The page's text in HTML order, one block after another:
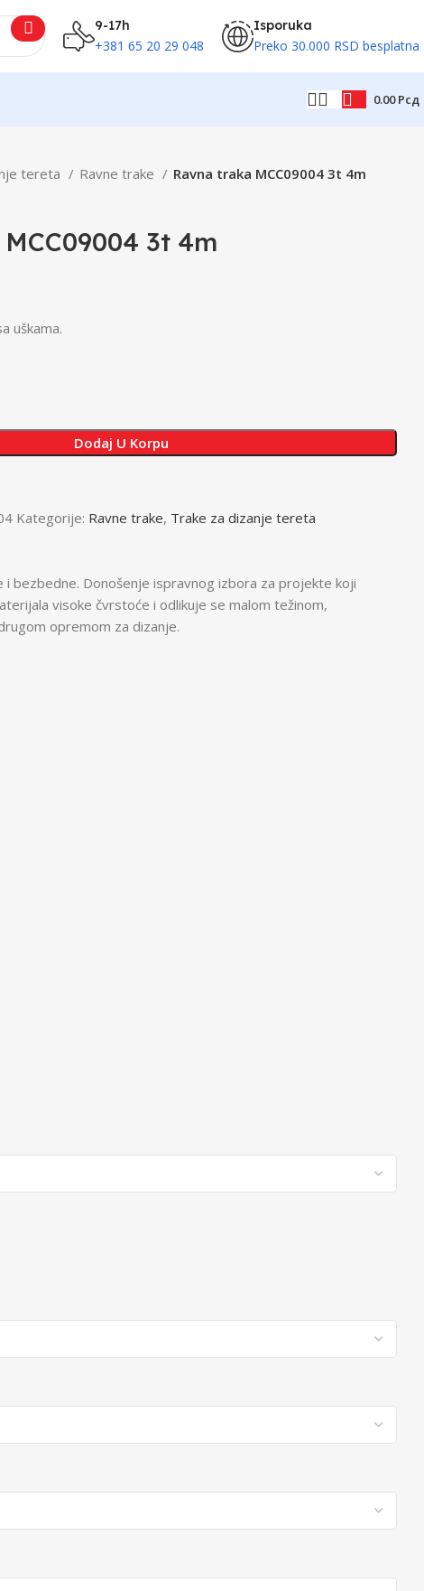
9-17h
+381 65 20 29 048
Isporuka
Preko 30.000 RSD besplatna
0.00Рсд
tereta Ravne trake
Ravna traka MCC09004 3t 4m
3t 4m
uškama.
Dodaj U Korpu
Kategorije: Ravne trake, Trake za dizanje tereta
bezbedne. Donošenje ispravnog izbora za projekte koji
visoke čvrstoće i odlikuje se malom težinom,
opremom za dizanje.